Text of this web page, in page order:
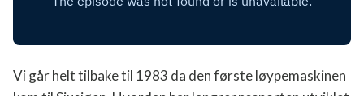
løypemaskinen kom til Sjusjøen. Hvordan har